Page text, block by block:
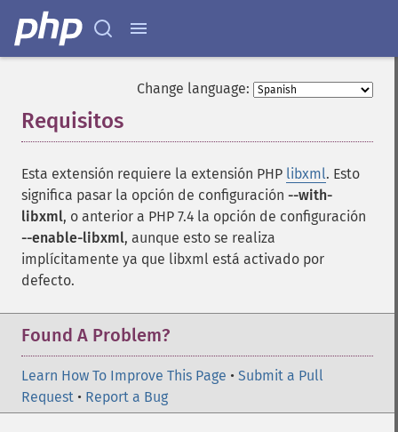
Change language:
Requisitos
Esta extensión requiere la extensión PHP libxml. Esto
significa pasar la opción de configuración --with-
libxml, o anterior a PHP 7.4 la opción de configuración
--enable-libxml, aunque esto se realiza
implícitamente ya que libxml está activado por
defecto.
Found A Problem?
Learn How To Improve This Page • Submit a Pull
Request • Report a Bug